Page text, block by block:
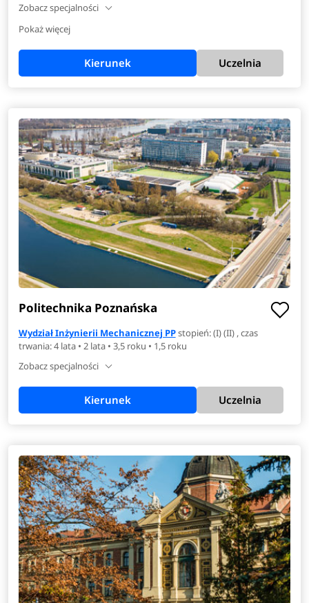
Zobacz specjalności
Pokaż więcej
Kierunek Uczelnia
Politechnika Poznańska
Wydział Inżynierii Mechanicznej PPstopień: (I) (II) , czas
trwania: 4 lata • 2 lata • 3,5 roku • 1,5 roku
Zobacz specjalności
Kierunek Uczelnia